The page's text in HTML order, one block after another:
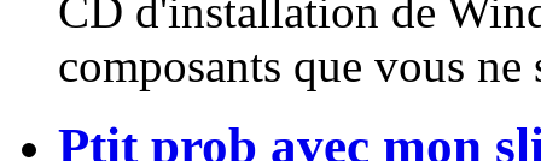
CD d'installation de
composants que vous
Ptit prob avec mon